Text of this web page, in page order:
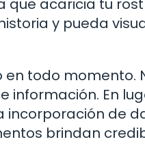
acaricia tu
y pueda
todo momento.
información. En
incorporación de
brindan